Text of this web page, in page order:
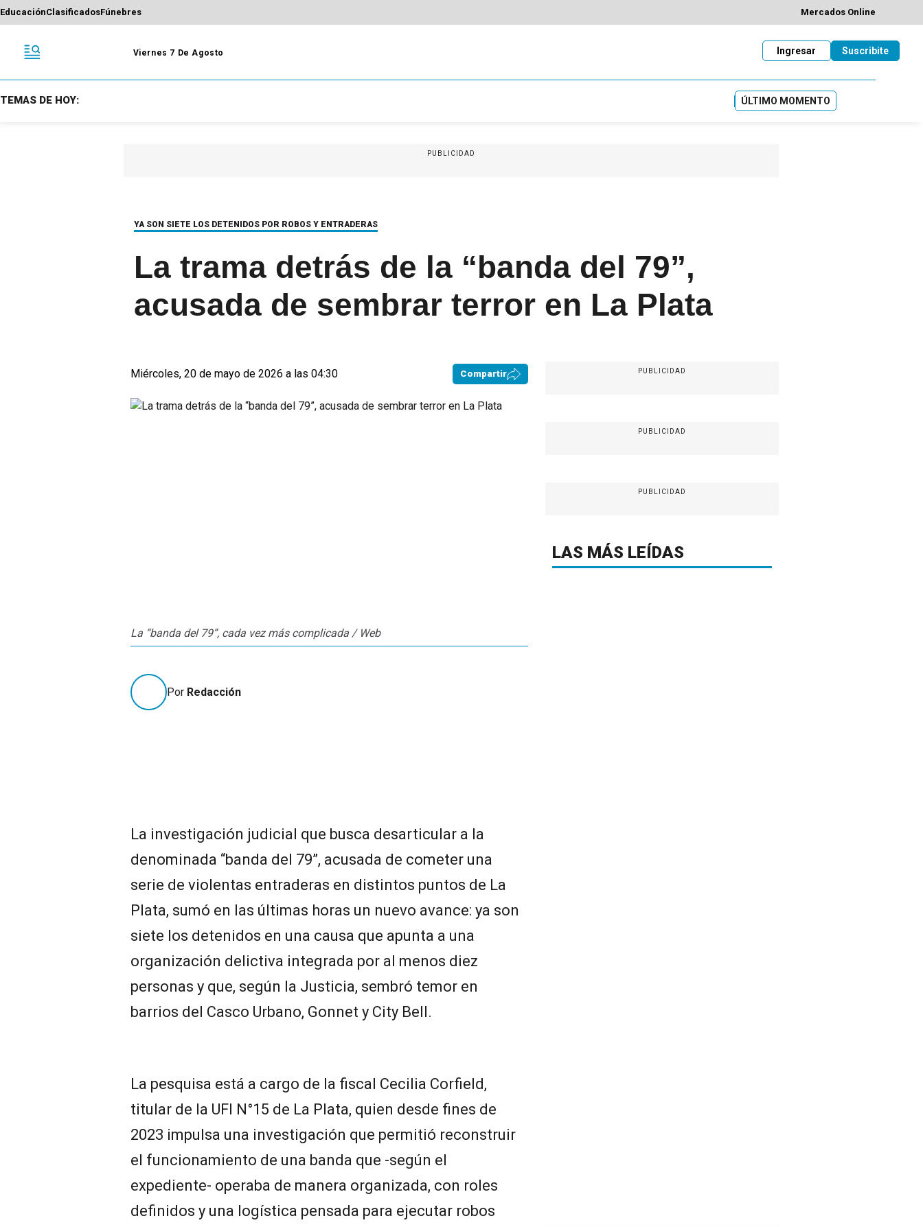
EducaciónClasificadosFúnebres Mercados Online
Viernes 7 De Agosto Suscribite
Ingresar
TEMAS DE HOY: ÚLTIMO MOMENTO
PUBLICIDAD
YA SON SIETE LOS DETENIDOS POR ROBOS Y ENTRADERAS
La trama detrás de la “banda del 79”,
acusada de sembrar terror en La Plata
Miércoles, 20 de mayo de 2026 a las 04:30 Compartir
La “banda del 79”, cada vez más complicada / Web
Por Redacción
La investigación judicial que busca desarticular a la
denominada “banda del 79”, acusada de cometer una
serie de violentas entraderas en distintos puntos de La
Plata, sumó en las últimas horas un nuevo avance: ya son
siete los detenidos en una causa que apunta a una
organización delictiva integrada por al menos diez
personas y que, según la Justicia, sembró temor en
barrios del Casco Urbano, Gonnet y City Bell.
La pesquisa está a cargo de la fiscal Cecilia Corfield,
titular de la UFI N°15 de La Plata, quien desde fines de
2023 impulsa una investigación que permitió reconstruir
el funcionamiento de una banda que -según el
expediente- operaba de manera organizada, con roles
definidos y una logística pensada para ejecutar robos
PUBLICIDAD
PUBLICIDAD
PUBLICIDAD
LAS MÁS LEÍDAS